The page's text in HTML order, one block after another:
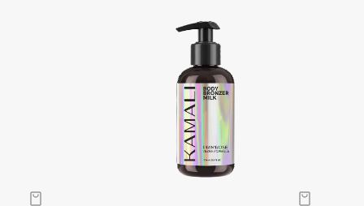
Финал лета
1 АВГ - 31 АВГ
Парфюм для тебя
5 АВГ - 9 АВГ